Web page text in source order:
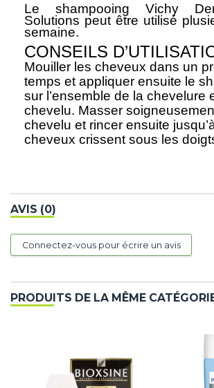
Le shampooing Vichy
Solutions peut être utilisé
semaine.
CONSEILS
Mouiller les cheveux dans un
temps et appliquer ensuite le
sur l’ensemble de la chevelure
chevelu. Masser
chevelu et rincer ensuite
cheveux crissent sous les
AVIS (0)
Connectez-vous pour écrire un avis
PRODUITS DE LA MÊME